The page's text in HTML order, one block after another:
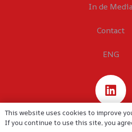
In de
Contact
ENG
This website uses cookies to improve
If you continue to use this site, you